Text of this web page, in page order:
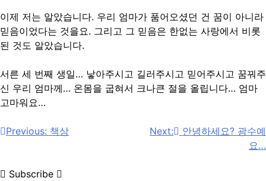
이제 저는 알았습니다. 우리 엄마가 품어오셨던 건 꿈이 아니라
믿음이었다는 것을요. 그리고 그 믿음은 한없는 사랑에서 비롯
된 것도 알았습니다.
서른 세 번째 생일… 낳아주시고 길러주시고 믿어주시고 꿈꿔주
신 우리 엄마께… 온몸을 굽혀서 크나큰 절을 올립니다… 엄마
고마워요…
Post
Previous: 책상 Next:
안녕하세요? 광수예
요…
Subscribe